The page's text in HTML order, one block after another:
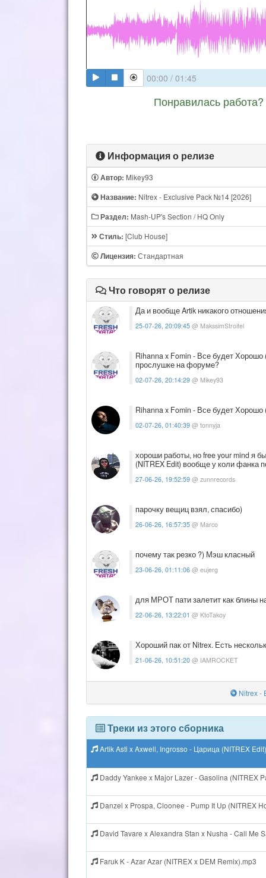
00:00 / 01:45
Понравилась
Информация о релизе
Автор: Mikey93
Название: Nitrex - Exclusive Pack №14 [2026]
Раздел: Mash-UP's Section / HQ Only
Стиль: [Club House]
Лицензия: Стандартная
Что говорят о релизе
Да и вообще Artik никакого
25-07-26, 20:09:45 @ MakssimStroitel
Rihanna x Fomin - Все будет Хорошо
прослушке на форуме?
02-07-26, 20:14:29 @ Mikey93
Rihanna x Fomin - Все будет Хорошо
02-07-26, 01:40:39 @ tonnyja
хороши работы, но free your mind я
(NITREX Edit) вообще у коли фанка
27-06-26, 19:52:59 @ zunnrecords
парочку вещиц взял, спасибо)
26-06-26, 16:57:35 @ Marco
почему так резко ?) Мэш класный
23-06-26, 01:11:06 @ eujerg
для МРОТ пати залетит как блины
22-06-26, 13:22:01 @ KtoTakoy
Хороший пак от Nitrex. Есть
21-06-26, 10:51:20 @ IAMROCKET
Nitrex -
Треки из этого сборника
Artik Asti x Axwell, Ingrosso - Царица (NITREX
Daddy Yankee x Major Lazer - Gasolina (NITREX
Danzel x Prospa, Cloonee - Pump It Up (NITREX
David Tavare x Alexandra Stan x Nusha - Call Me
Faruk K - Azar Azar (NITREX x DEM Remix).mp3